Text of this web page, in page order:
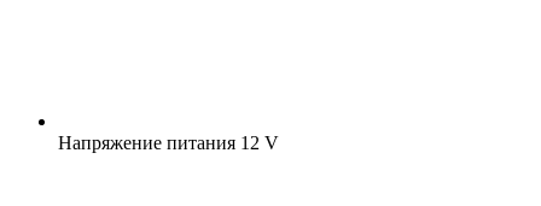
Напряжение питания 12 V